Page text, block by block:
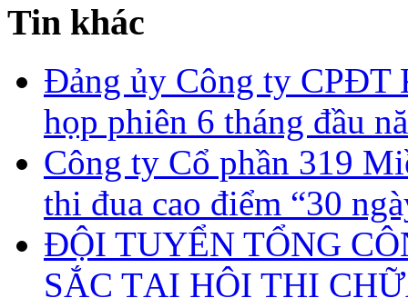
Tin khác
Đảng ủy Công ty CPĐT
họp phiên 6 tháng đầu
Công ty Cổ phần 319
thi đua cao điểm “30
ĐỘI TUYỂN TỔNG
SẮC TẠI HỘI THI